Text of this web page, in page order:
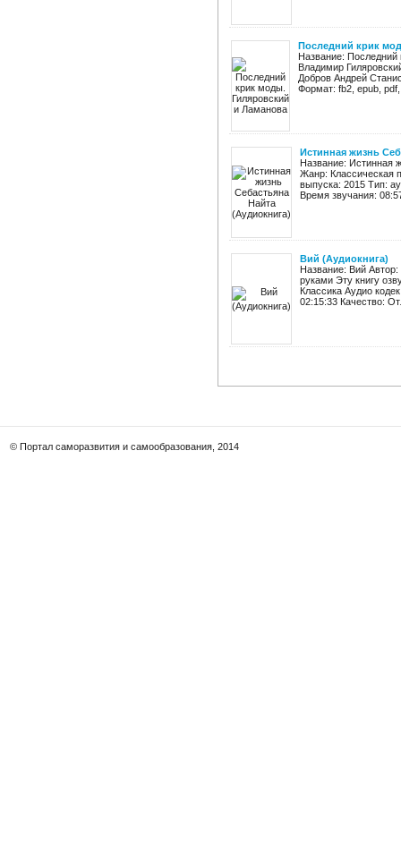
Последний крик
Название:
Владимир
Добров Андрей
Формат: fb2, epub,
Истинная жизнь
Название: Истинная
Жанр: Классическая
выпуска: 2015 Тип:
Время звучания:
Вий (Аудиокнига)
Название: Вий Автор:
руками Эту книгу
Классика Аудио
02:15:33 Качество:
© Портал саморазвития и самообразования, 2014